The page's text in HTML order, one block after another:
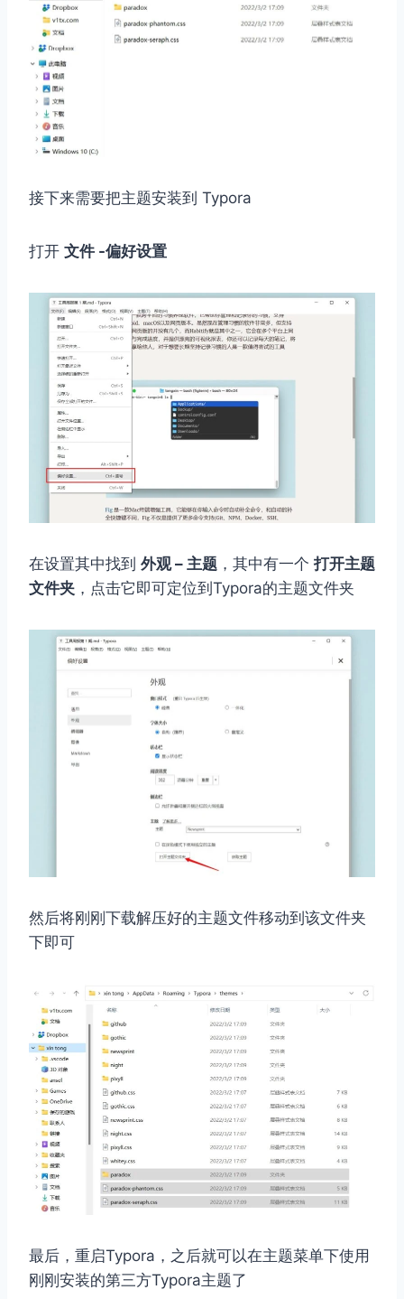
接下来需要把主题安装到 Typora
打开 文件 -偏好设置
在设置其中找到 外观 – 主题 ，其中有一个 打开主题
文件夹 ，点击它即可定位到Typora的主题文件夹
然后将刚刚下载解压好的主题文件移动到该文件夹
下即可
最后，重启Typora，之后就可以在主题菜单下使用
刚刚安装的第三方Typora主题了